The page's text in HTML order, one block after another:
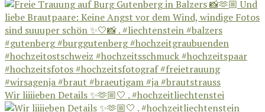
Wir liiiieben Details ✨🫶🏼🤍 . #hochzeitliechtenstei